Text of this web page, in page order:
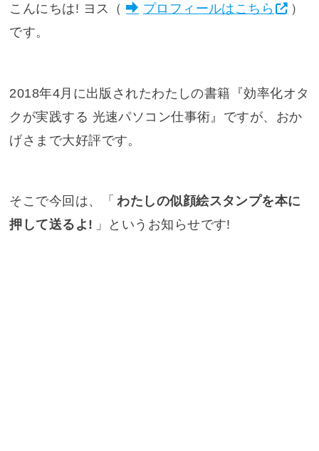
こんにちは! ヨス（ プロフィールはこちら
）
です。
2018年4月に出版されたわたしの書籍『効率化オタ
クが実践する 光速パソコン仕事術 』ですが、おか
げさまで大好評です。
そこで今回は、「 わたしの似顔絵スタンプを本に
押して送るよ! 」というお知らせです!